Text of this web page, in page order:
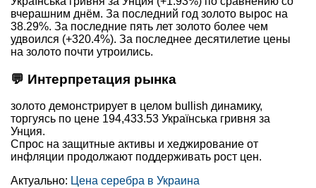
вчерашним днём. За последний год золото вырос на
38.29%. За последние пять лет золото более чем
удвоился (+320.4%). За последнее десятилетие цены
на золото почти утроились.
💬 Интерпретация рынка
золото демонстрирует в целом bullish динамику,
торгуясь по цене 194,433.53 Українська гривня за
Унция.
Спрос на защитные активы и хеджирование от
инфляции продолжают поддерживать рост цен.
Актуально: Цена серебра в Украина